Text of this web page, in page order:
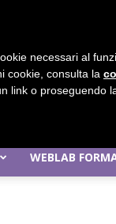
WEBLAB
necessari al
cookie, consulta la
o proseguendo